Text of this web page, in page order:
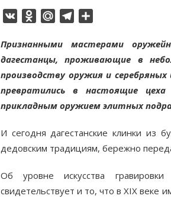
VK Odnoklassniki
Mail.RuTelegram
Признанными мастерами
дагестанцы, проживающие в
производству оружия и
превратились в настоящие
прикладным оружием элитных
И сегодня дагестанские клинки из
дедовским традициям, бережно
Об уровне искусства
свидетельствует и то, что в XIX веке